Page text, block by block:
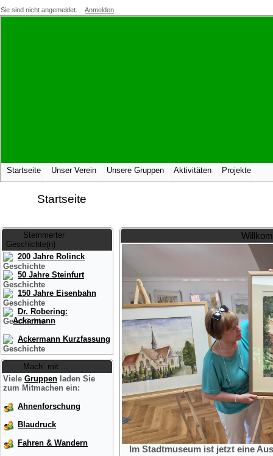
Sie sind nicht angemeldet. Anmelden
Startseite Unser Verein Unsere Gruppen Aktivitäten Projekte
Startseite
Stemmerter
Geschichte(n)
200 Jahre Rolinck
50 Jahre Steinfurt
150 Jahre Eisenbahn
Dr. Robering:
Ackermann
Ackermann Kurzfassung
Mach´ mit ...
Viele Gruppen laden Sie
zum Mitmachen ein:
Ahnenforschung
Blaudruck
Fahren & Wandern
Im Stadtmuseum ist jetzt eine